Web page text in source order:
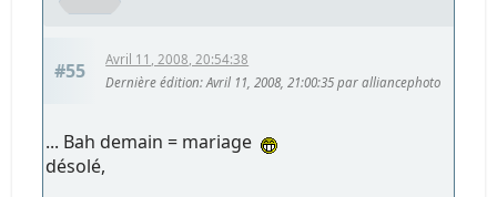
#55
Avril 11, 2008, 20:54:38
Dernière édition: Avril 11, 2008, 21:00:35 par alliancephoto
... Bah demain = mariage
désolé,